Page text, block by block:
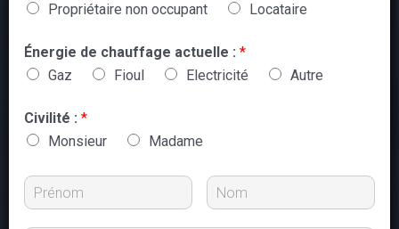
Propriétaire non occupant
Locataire
Énergie de chauffage actuelle : *
Gaz
Fioul Electricité Autre
Civilité : *
Monsieur
Madame